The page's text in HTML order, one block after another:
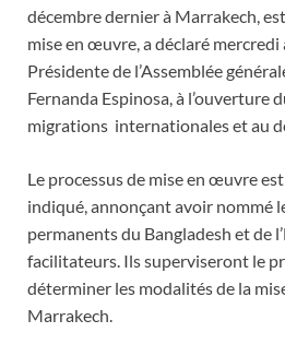
décembre dernier à Marrakech,
mise en œuvre, a déclaré mercredi
Présidente de l’Assemblée
Fernanda Espinosa, à l’ouverture
migrations internationales et au
Le processus de mise en œuvre
indiqué, annonçant avoir nommé
permanents du Bangladesh et de
facilitateurs. Ils superviseront le
déterminer les modalités de la
Marrakech.